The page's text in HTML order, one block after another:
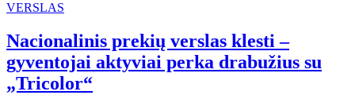
VERSLAS
Nacionalinis prekių verslas klesti –
gyventojai aktyviai perka drabužius su
„Tricolor“